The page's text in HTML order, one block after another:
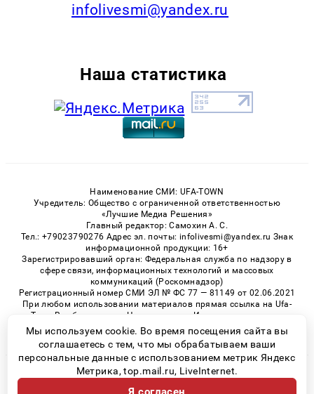
infolivesmi@yandex.ru
Наша статистика
Наименование СМИ: UFA-TOWN
Учредитель: Общество с ограниченной ответственностью
«Лучшие Медиа Решения»
Главный редактор: Самохин А. С.
Тел.: +79023790276 Адрес эл. почты: infolivesmi@yandex.ru Знак
информационной продукции: 16+
Зарегистрировавший орган: Федеральная служба по надзору в
сфере связи, информационных технологий и массовых
коммуникаций (Роскомнадзор)
Регистрационный номер СМИ ЭЛ № ФС 77 — 81149 от 02.06.2021
При любом использовании материалов прямая ссылка на Ufa-
Town.Ru обязательна. Цитирование в Интернете возможно
только при наличии письменного разрешения.
© 2026 «Ufa-Town» | Все права защищены
Возрастная категория сайта 16+
Мы используем cookie. Во время посещения сайта вы
соглашаетесь с тем, что мы обрабатываем ваши
персональные данные с использованием метрик Яндекс
Метрика, top.mail.ru, LiveInternet.